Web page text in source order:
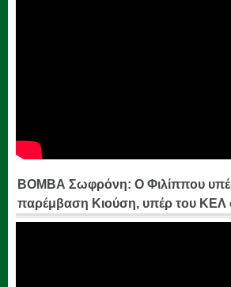
ΒΟΜΒΑ Σωφρόνη: Ο Φιλίππου
παρέμβαση Κιούση, υπέρ του ΚΕΛ